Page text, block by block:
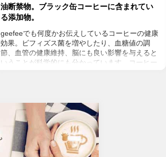
油断禁物。ブラック缶コーヒーに含まれてい
る添加物。
geefeeでも何度かお伝えしているコーヒーの健康
効果。ビフィズス菌を増やしたり、血糖値の調
節、血管の健康維持、脳にも良い影響を与えると
いうことが科学的にも分かっています。コーヒー
れるのを阻害し、糖質である砂糖は血糖値を上げ
インスリン抵抗性を増やすことに。人工甘味料も
さまざまなリスクを懸念するとおススメできませ
ん。お気に入りの豆を挽いて家で飲むコーヒーが
ベストではありますが、外出先ではブラック缶
コーヒーという選択肢もありますよね。でも、ブ